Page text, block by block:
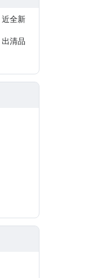
近全新
出清品